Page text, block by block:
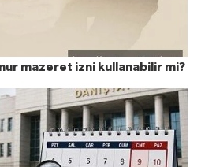
mazeret izni kullanabilir mi?